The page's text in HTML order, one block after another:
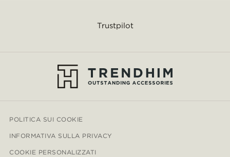
Trustpilot
POLITICA SUI COOKIE
INFORMATIVA SULLA PRIVACY
COOKIE PERSONALIZZATI